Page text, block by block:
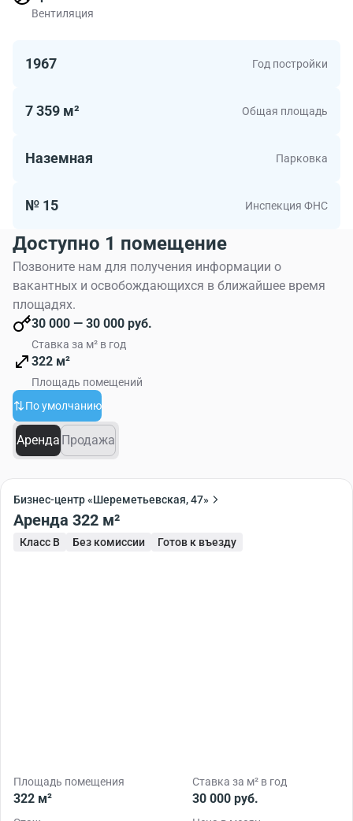
Шереметьевская, 47 будет комфортно. Общая
тех кто ценит современные офисы.
Вентиляция
1967 Год постройки
7 359 м² Общая площадь
Наземная Парковка
№ 15 Инспекция ФНС
Доступно 1 помещение
Позвоните нам для получения информации о
вакантных и освобождающихся в ближайшее время
площадях.
30 000 — 30 000 руб.
Ставка за м² в год
322 м²
Площадь помещений
По умолчанию
Аренда Продажа
Бизнес-центр «Шереметьевская, 47»
Аренда 322 м²
Класс B Без комиссии Готов к въезду
Площадь помещения
322 м²
Ставка за м² в год
30 000 руб.